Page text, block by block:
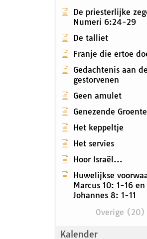
De priesterlijke
Numeri 6:24-29
De talliet
Franje die ertoe
Gedachtenis aan de
gestorvenen
Geen amulet
Genezende
Het keppeltje
Het servies
Hoor Israël...
Huwelijkse
Marcus 10: 1-16 en
Johannes 8: 1-11
Overige (20)
Kalender